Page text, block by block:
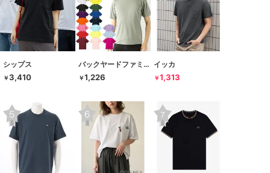
シップス
￥3,410
バックヤードファミリー
￥1,226
イッカ
￥1,313